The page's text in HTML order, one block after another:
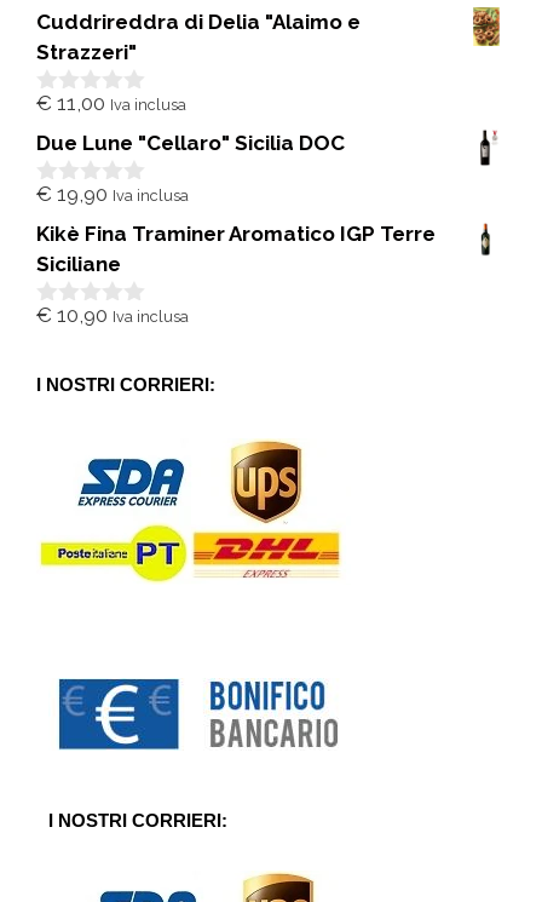
u
5
Cuddrireddra di Delia "Alaimo e
Strazzeri"
0
u
5
€ 11,00 Iva inclusa
Due Lune "Cellaro" Sicilia DOC
0
u
5
€ 19,90 Iva inclusa
Kikè Fina Traminer Aromatico IGP Terre
Siciliane
0
5
€ 10,90 Iva inclusa
I NOSTRI CORRIERI:
I NOSTRI CORRIERI: